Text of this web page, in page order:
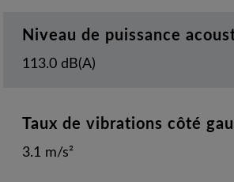
Niveau de puissance
113.0 dB(A)
Taux de vibrations côté
3.1 m/s²